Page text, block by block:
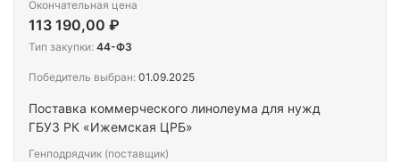
Поставка коммерческого линолеума для нужд
ГБУЗ РК «Ижемская ЦРБ»
Генподрядчик (поставщик)
Окончательная цена
113 190,00 ₽
Тип закупки: 44-ФЗ
Победитель выбран: 01.09.2025